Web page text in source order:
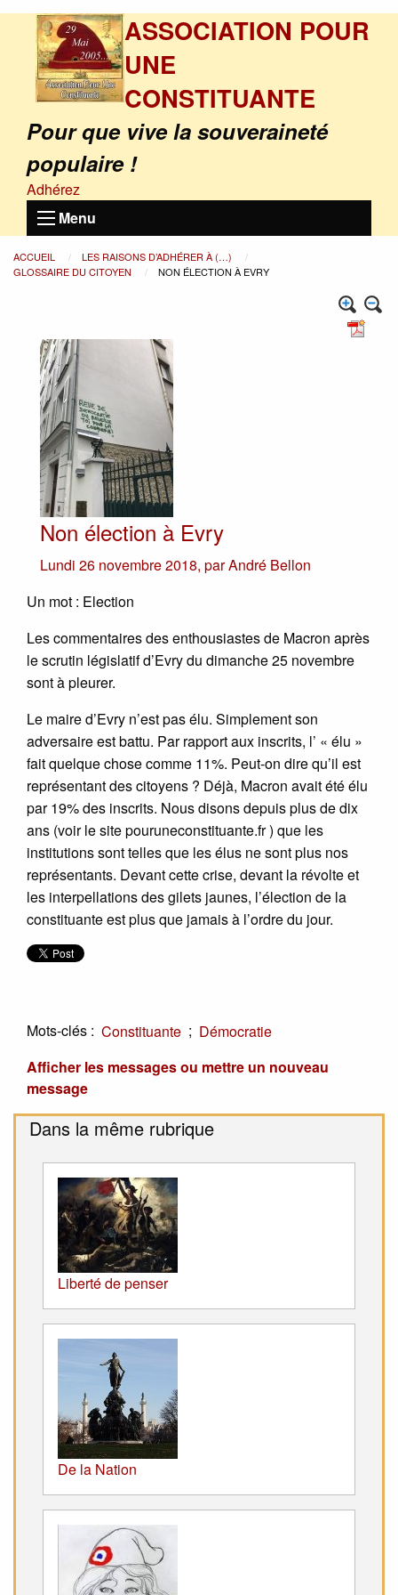
ASSOCIATION POUR
UNE
CONSTITUANTE
Pour que vive la souveraineté
populaire !
Adhérez
Menu
ACCUEIL
LES RAISONS D’ADHÉRER À (…)
GLOSSAIRE DU CITOYEN
NON ÉLECTION À EVRY
Non élection à Evry
Lundi 26 novembre 2018, parAndré Bellon
Un mot : Election
Les commentaires des enthousiastes de Macron après
le scrutin législatif d’Evry du dimanche 25 novembre
sont à pleurer.
Le maire d’Evry n’est pas élu. Simplement son
adversaire est battu. Par rapport aux inscrits, l’ « élu »
fait quelque chose comme 11%. Peut-on dire qu’il est
représentant des citoyens ? Déjà, Macron avait été élu
par 19% des inscrits. Nous disons depuis plus de dix
ans (voir le site pouruneconstituante.fr ) que les
institutions sont telles que les élus ne sont plus nos
représentants. Devant cette crise, devant la révolte et
les interpellations des gilets jaunes, l’élection de la
constituante est plus que jamais à l’ordre du jour.
Mots-clés : Constituante ; Démocratie
Afficher les messages ou mettre un nouveau
message
Dans la même rubrique
Liberté de penser
De la Nation